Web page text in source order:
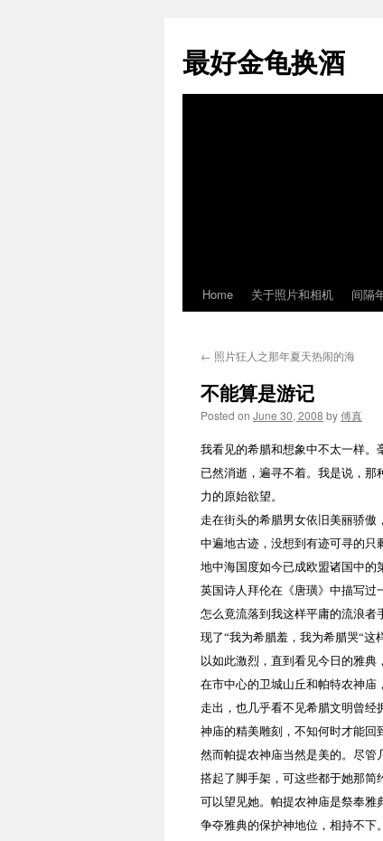
最好金龟换酒
Skip
content
Home 关于照片和相机 间隔
← 照片狂人之那年夏天热闹的海
不能算是游记
Posted on June 30, 2008 by傅真
我看见的希腊和想象中不太一样。
已然消逝，遍寻不着。我是说，
力的原始欲望。
走在街头的希腊男女依旧美丽骄
中遍地古迹，没想到有迹可寻的只
地中海国度如今已成欧盟诸国中的
英国诗人拜伦在《唐璜》中描写过
怎么竟流落到我这样平庸的流浪者
现了“我为希腊羞，我为希腊哭“
以如此激烈，直到看见今日的雅
在市中心的卫城山丘和帕特农神庙
走出，也几乎看不见希腊文明曾
神庙的精美雕刻，不知何时才能回
然而帕提农神庙当然是美的。尽管
搭起了脚手架，可这些都于她那简
可以望见她。帕提农神庙是祭奉雅
争夺雅典的保护神地位，相持不下